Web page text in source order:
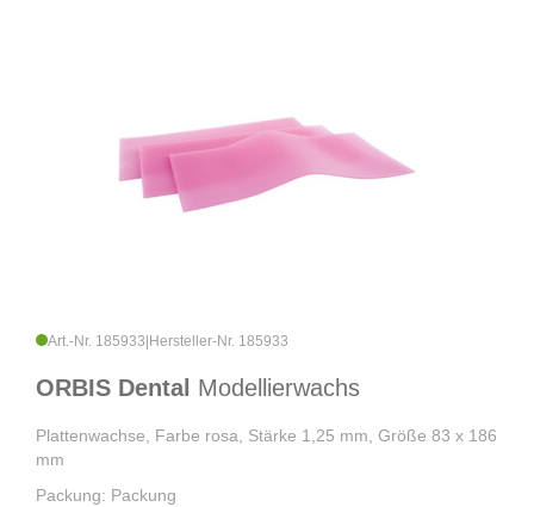
Art.-Nr. 185933 Hersteller-Nr. 185933
ORBIS Dental Modellierwachs
Plattenwachse, Farbe rosa, Stärke 1,25 mm, Größe 83 x 186
mm
Packung: Packung